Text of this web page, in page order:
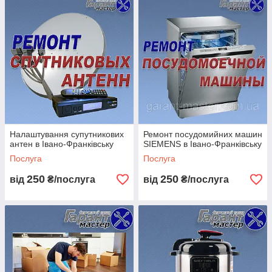
Так, на всі роботи.
Чи працюєте по всіх районах?
Так, обслуговуємо всі райони Івано-Франківська.
Чи можна замовити кілька послуг?
Так, це зручно та вигідно.
📞 Як замовити майстра в Івано-
Франківську
Телефонуйте прямо зараз
Пишіть у Telegram / Viber
Замовляйте зворотний дзвінок
🔧 Виконаємо всі роботи швидко та якісно
Налаштування супутникових
антен в Івано-Франківську
Послуга
від 250 ₴/послуга
Ремонт посудомийних машин
SIEMENS в Івано-Франківську
Послуга
від 250 ₴/послуга